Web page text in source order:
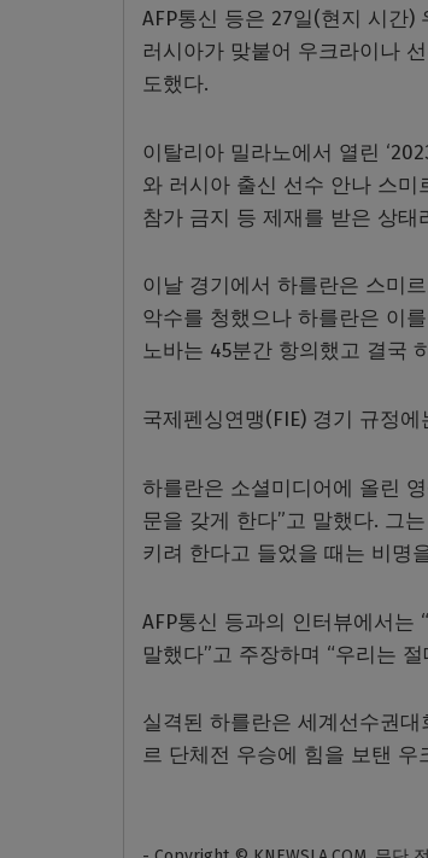
AFP통신 등은 27일(현지 시간
러시아가 맞붙어 우크라이나
도했다.
이탈리아 밀라노에서 열린
와 러시아 출신 선수 안나 스
참가 금지 등 제재를 받은 상태
이날 경기에서 하를란은 스미
악수를 청했으나 하를란은 이
노바는 45분간 항의했고 결국
국제펜싱연맹(FIE) 경기 규정
하를란은 소셜미디어에 올린
문을 갖게 한다”고 말했다. 그
키려 한다고 들었을 때는 비명
AFP통신 등과의 인터뷰에서는
말했다”고 주장하며 “우리는
실격된 하를란은 세계선수권
르 단체전 우승에 힘을 보탠 우